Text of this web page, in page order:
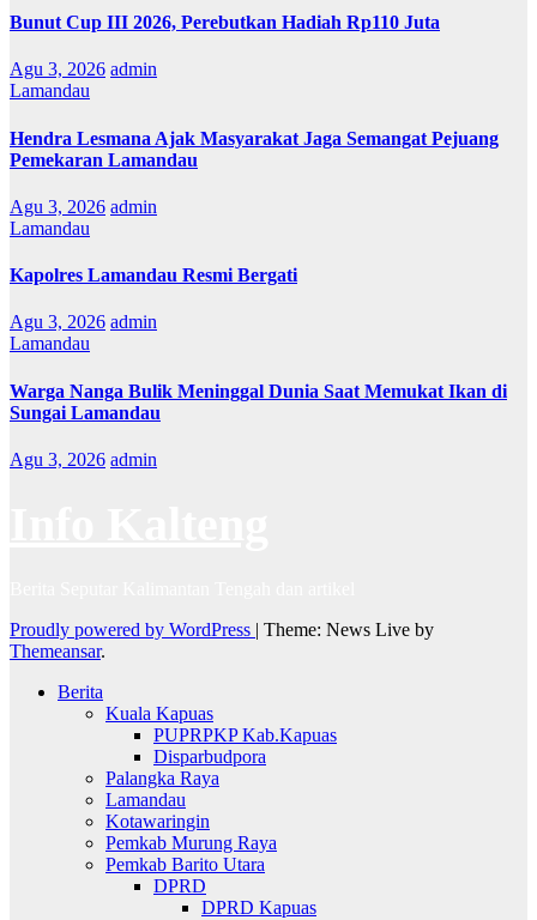
Bunut Cup III 2026, Perebutkan Hadiah Rp110 Juta
Agu 3, 2026 admin
Lamandau
Hendra Lesmana Ajak Masyarakat Jaga Semangat Pejuang
Pemekaran Lamandau
Agu 3, 2026 admin
Lamandau
Kapolres Lamandau Resmi Bergati
Agu 3, 2026 admin
Lamandau
Warga Nanga Bulik Meninggal Dunia Saat Memukat Ikan di
Sungai Lamandau
Agu 3, 2026 admin
Proudly powered by WordPress | Theme: News Live by
Themeansar.
Berita
Kuala Kapuas
PUPRPKP Kab.Kapuas
Disparbudpora
Palangka Raya
Lamandau
Kotawaringin
Pemkab Murung Raya
Pemkab Barito Utara
DPRD
DPRD Kapuas